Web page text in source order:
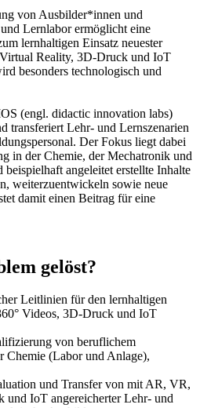
von Ausbilder*innen und
Lernlabor ermöglicht eine
lernhaltigen Einsatz neuester
Reality, 3D-Druck und IoT
besonders technologisch und
(engl. didactic innovation labs)
transferiert Lehr- und Lernszenarien
Der Fokus liegt dabei
in der Chemie, der Mechatronik und
angeleitet erstellte Inhalte
weiterzuentwickeln sowie neue
damit einen Beitrag für eine
gelöst?
Leitlinien für den lernhaltigen
Videos, 3D-Druck und IoT
von beruflichem
Chemie (Labor und Anlage),
und Transfer von mit AR, VR,
und IoT angereicherter Lehr- und